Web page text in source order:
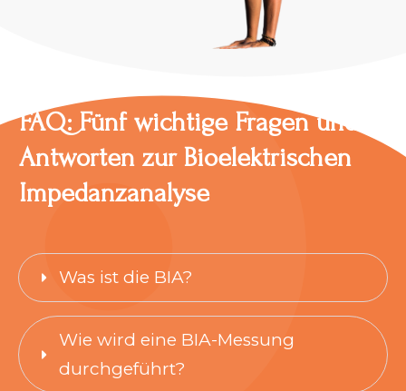
FAQ: Fünf wichtige Fragen und
Antworten zur Bioelektrischen
Impedanzanalyse
Was ist die BIA?
Wie wird eine BIA-Messung
durchgeführt?